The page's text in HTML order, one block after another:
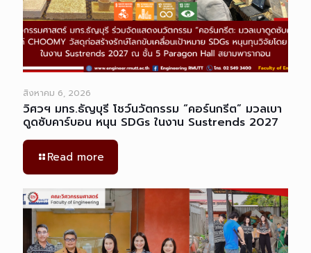
สิงหาคม 6, 2026
วิศวฯ มทร.ธัญบุรี โชว์นวัตกรรม “คอร์นกรีต” มวลเบา
ดูดซับคาร์บอน หนุน SDGs ในงาน Sustrends 2027
Read more